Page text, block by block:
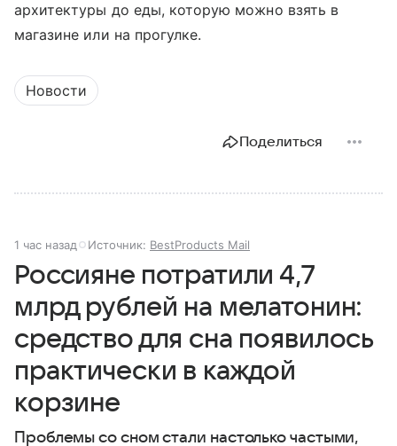
архитектуры до еды, которую можно взять в
магазине или на прогулке.
Новости
Поделиться
1 час назад Источник: BestProducts Mail
Россияне потратили 4,7
млрд рублей на мелатонин:
средство для сна появилось
практически в каждой
корзине
Проблемы со сном стали настолько частыми,